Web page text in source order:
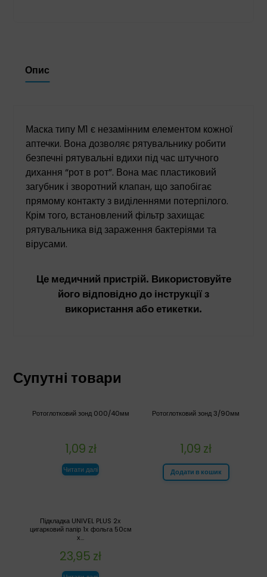
Опис
Маска типу М1 є незамінним елементом кожної
аптечки. Вона дозволяє рятувальнику робити
безпечні рятувальні вдихи під час штучного
дихання “рот в рот”. Вона має пластиковий
загубник і зворотний клапан, що запобігає
прямому контакту з виділеннями потерпілого.
Крім того, встановлений фільтр захищає
рятувальника від зараження бактеріями та
вірусами.
Це медичний пристрій. Використовуйте
його відповідно до інструкції з
використання або етикетки.
Супутні товари
Ротоглотковий зонд 3/90мм
1,09 zł
Додати в кошик
Ротоглотковий зонд 000/40мм
1,09 zł
Читати далі
Підкладка UNIVEL PLUS 2х
цигарковий папір 1х фольга 50см
х...
23,95 zł